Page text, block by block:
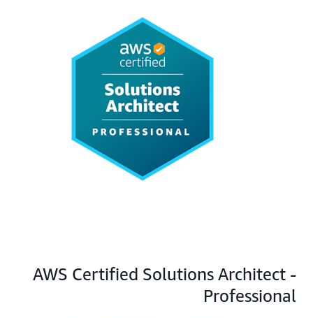
AWS Certified Solutions Architect -
Professional